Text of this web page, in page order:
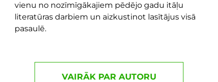
vienu no nozīmīgākajiem pēdējo gadu itāļu
literatūras darbiem un aizkustinot lasītājus visā
pasaulē.
VAIRĀK PAR AUTORU